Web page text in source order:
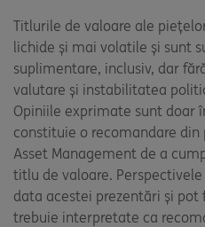
Titlurile de valoare ale
lichide și mai volatile și sunt
suplimentare, inclusiv, dar
valutare și instabilitatea
Opiniile exprimate sunt doar
constituie o recomandare din
Asset Management de a
titlu de valoare.
data acestei prezentări și
trebuie interpretate ca